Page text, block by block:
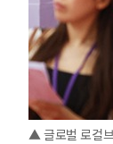
▲ 글로벌 로컬